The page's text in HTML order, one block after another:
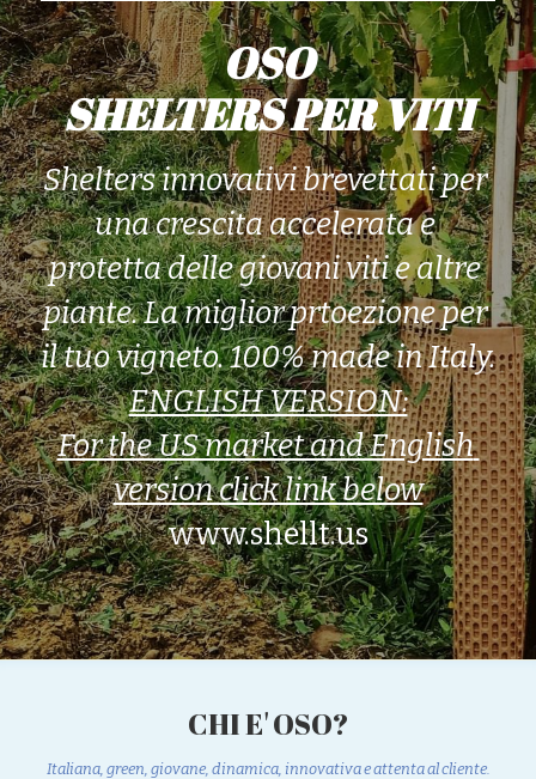
Contatti
ENGLISH
POWERED BY
OSO
SHELTERS PER VITI
Shelters innovativi brevettati per
una crescita accelerata e
protetta delle giovani viti e altre
piante. La miglior prtoezione per
il tuo vigneto. 100% made in Italy.
ENGLISH VERSION:
For the US market and English
version click link below
www.shellt.us
CHI E' OSO?
Italiana, green, giovane, dinamica, innovativa e attenta al cliente.